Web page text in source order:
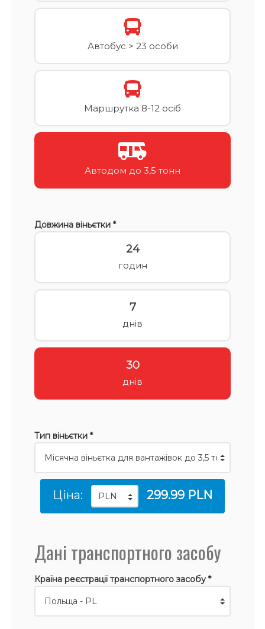
Автобус > 23 особи
Маршрутка 8-12 осіб
Автодом до 3,5 тонн
Довжина віньєтки *
24
годин
7
днів
30
днів
Тип віньєтки *
Ціна: 299.99 PLN
Дані транспортного засобу
Країна реєстрації транспортного засобу *